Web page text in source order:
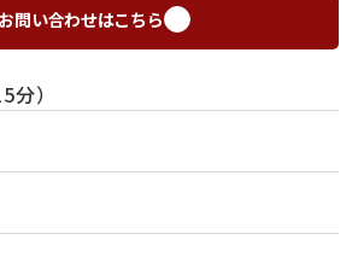
お問い合わせはこちら
）